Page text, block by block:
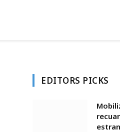
EDITORS PICKS